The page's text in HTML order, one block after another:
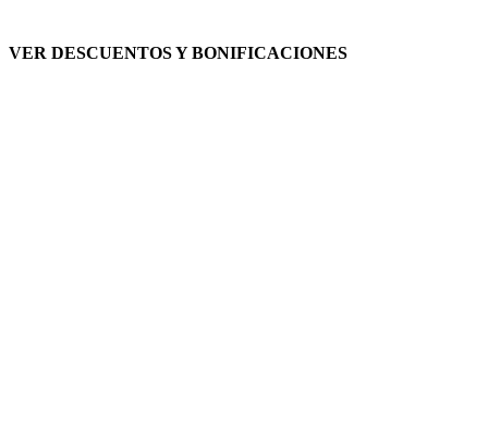
VER DESCUENTOS Y BONIFICACIONES